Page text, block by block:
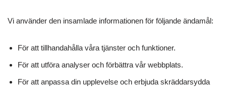
Vi använder den insamlade informationen för följande ändamål:
För att tillhandahålla våra tjänster och funktioner.
För att utföra analyser och förbättra vår webbplats.
För att anpassa din upplevelse och erbjuda skräddarsydda